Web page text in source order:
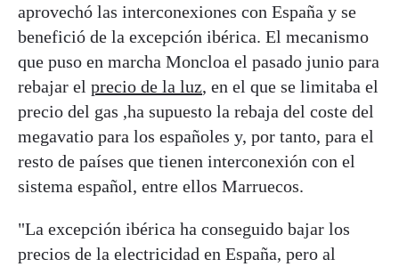
aprovechó las interconexiones con España y se
benefició de la excepción ibérica. El mecanismo
que puso en marcha Moncloa el pasado junio para
rebajar el precio de la luz, en el que se limitaba el
precio del gas ,ha supuesto la rebaja del coste del
megavatio para los españoles y, por tanto, para el
resto de países que tienen interconexión con el
sistema español, entre ellos Marruecos.
"La excepción ibérica ha conseguido bajar los
precios de la electricidad en España, pero al